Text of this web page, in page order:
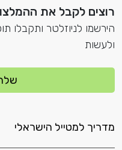
רוצים לקבל את
הירשמו לניוזלטר ותקבלו
ולעשות
מדריך למטייל הישראלי